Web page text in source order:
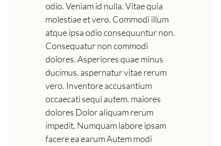
odio. Veniam id nulla. Vitae quia
molestiae et vero. Commodi illum
atque ipsa odio consequuntur non.
Consequatur non commodi
dolores. Asperiores quae minus
ducimus. aspernatur vitae rerum
vero. Inventore accusantium
occaecati sequi autem. maiores
dolores Dolor aliquam rerum
impedit. Numquam labore ipsam
facere ea earum Autem modi